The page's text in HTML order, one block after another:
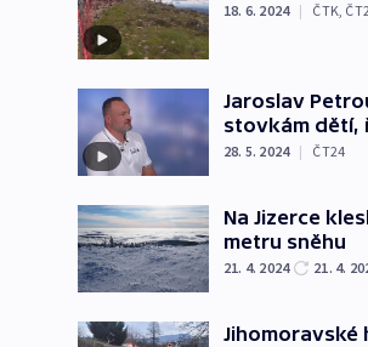
18. 6. 2024 | ČTK,
Jaroslav
stovkám dětí,
28. 5. 2024 | ČT24
Na Jizerce
metru sněhu
21. 4. 2024 21. 4.
Jihomoravské